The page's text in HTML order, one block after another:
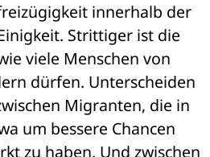
innerhalb der
Strittiger ist die
viele Menschen von
dürfen. Unterscheiden
Migranten, die in
um bessere Chancen
zu haben. Und zwischen